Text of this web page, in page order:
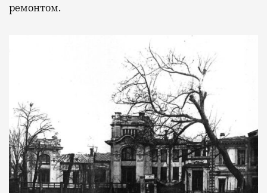
ремонтом.